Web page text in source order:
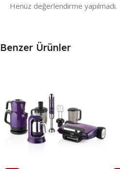
Henüz değerlendirme yapılmadı.
Benzer Ürünler